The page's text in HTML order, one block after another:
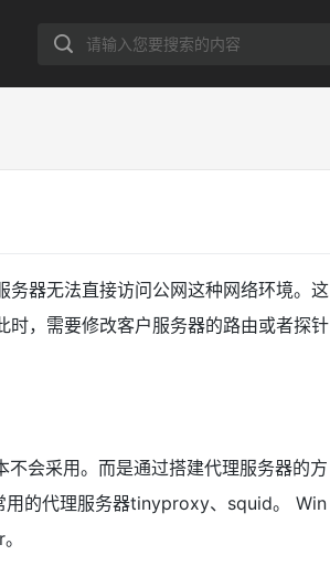
器无法直接访问公网这种网络环境。这
，需要修改客户服务器的路由或者探针
会采用。而是通过搭建代理服务器的方
用的代理服务器tinyproxy、squid。 Win